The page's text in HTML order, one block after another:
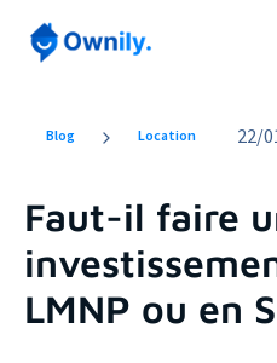
Blog Location 22/
Faut-il faire
LMNP ou en